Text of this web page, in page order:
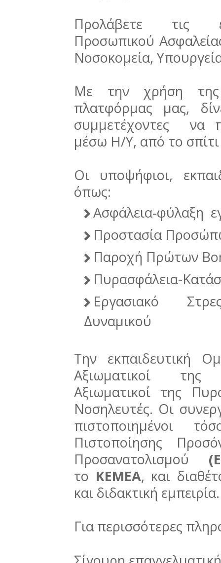
Προλάβετε τις
Προσωπικού
Νοσοκομεία,
Με την χρήση της
πλατφόρμας μας,
συμμετέχοντες να
μέσω Η/Υ, από το
Oι υποψήφιοι,
όπως:
Ασφάλεια-φύλαξη
Προστασία
Παροχή Πρώτων
Πυρασφάλεια-
Εργασιακό
Δυναμικού
Την εκπαιδευτική
Αξιωματικοί της
Αξιωματικοί της
Νοσηλευτές. Οι
πιστοποιημένοι
Πιστοποίησης
Προσανατολισμού
το ΚΕΜΕΑ, και
και διδακτική εμπειρία.
Για περισσότερες